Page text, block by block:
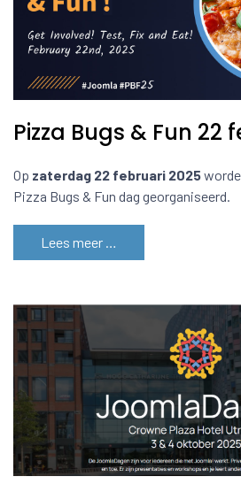
Pizza Bugs & Fun 22
Op zaterdag 22 februari 2025
Pizza Bugs & Fun dag georganiseerd.
Lees meer …